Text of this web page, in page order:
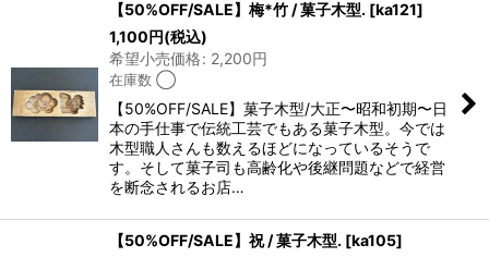
【50%OFF/SALE】梅*竹 / 菓子木型. [ka121]
1,100円(税込)
希望小売価格: 2,200円
在庫数 ◯
【50%OFF/SALE】菓子木型/大正〜昭和初期〜日
本の手仕事で伝統工芸でもある菓子木型。今では
木型職人さんも数えるほどになっているそうで
す。そして菓子司も高齢化や後継問題などで経営
を断念されるお店…
【50%OFF/SALE】祝 / 菓子木型. [ka105]